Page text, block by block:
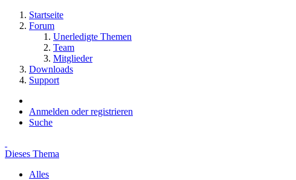
Startseite
Forum
Unerledigte Themen
Team
Mitglieder
Downloads
Support
Anmelden oder registrieren
Suche
Dieses Thema
Alles